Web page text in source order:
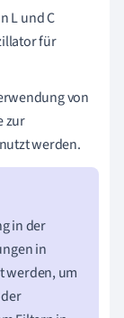
L und C
für
von
zur
werden.
in der
in
werden, um